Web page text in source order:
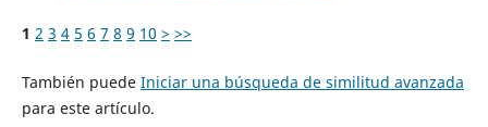
1 2 3 4 5 6 7 8 9 10 > >>
También puede Iniciar una búsqueda de similitud avanzada
para este artículo.